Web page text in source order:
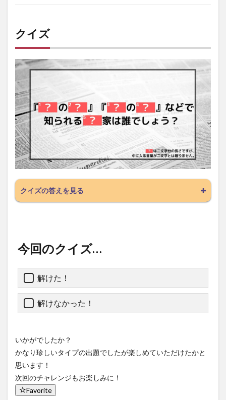
クイズ
クイズの答えを見る
今回のクイズ…
解けた！
解けなかった！
いかがでしたか？
かなり珍しいタイプの出題でしたが楽しめていただけたかと
思います！
次回のチャレンジもお楽しみに！
Favorite